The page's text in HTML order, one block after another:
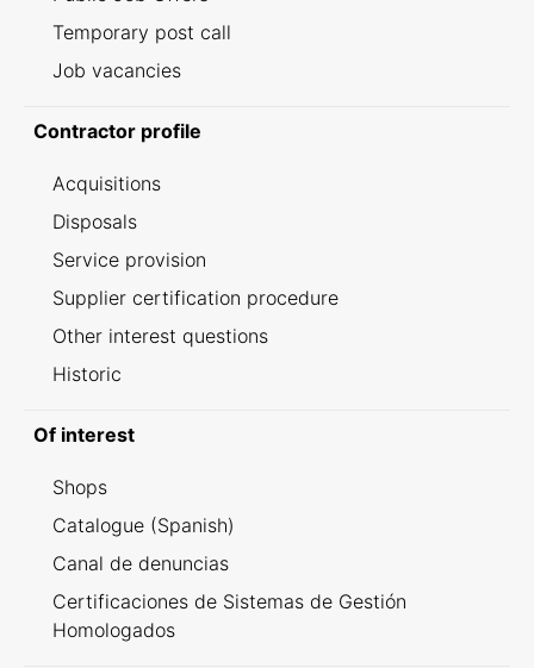
Temporary post call
Job vacancies
Contractor profile
Acquisitions
Disposals
Service provision
Supplier certification procedure
Other interest questions
Historic
Of interest
Shops
Catalogue (Spanish)
Canal de denuncias
Certificaciones de Sistemas de Gestión
Homologados